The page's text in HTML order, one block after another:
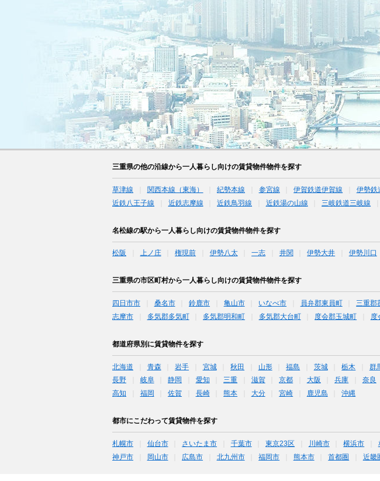
三重県の他の沿線から一人暮らし向けの賃貸物件物件を探す
草津線 関西本線（東海） 紀勢本線 参宮線 伊賀鉄道伊賀線 伊勢鉄
近鉄八王子線
近鉄志摩線 近鉄鳥羽線 近鉄湯の山線 三岐鉄道三岐線
名松線の駅から一人暮らし向けの賃貸物件物件を探す
松阪 上ノ庄 権現前 伊勢八太 一志 井関 伊勢大井 伊勢川口
三重県の市区町村から一人暮らし向けの賃貸物件物件を探す
四日市市 桑名市 鈴鹿市 亀山市 いなべ市 員弁郡東員町 三重郡
志摩市
多気郡多気町 多気郡明和町 多気郡大台町 度会郡玉城町 度
都道府県別に賃貸物件を探す
北海道 青森 岩手 宮城 秋田 山形 福島 茨城 栃木 群
長野
岐阜 静岡 愛知 三重 滋賀 京都 大阪 兵庫 奈良
高知
福岡 佐賀 長崎 熊本 大分 宮崎 鹿児島 沖縄
都市にこだわって賃貸物件を探す
札幌市 仙台市 さいたま市 千葉市 東京23区 川崎市 横浜市
神戸市
岡山市 広島市 北九州市 福岡市 熊本市 首都圏 近畿